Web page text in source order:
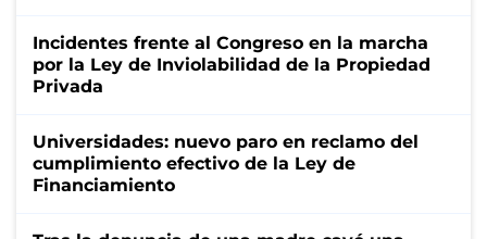
Incidentes frente al Congreso en la marcha
por la Ley de Inviolabilidad de la Propiedad
Privada
Universidades: nuevo paro en reclamo del
cumplimiento efectivo de la Ley de
Financiamiento